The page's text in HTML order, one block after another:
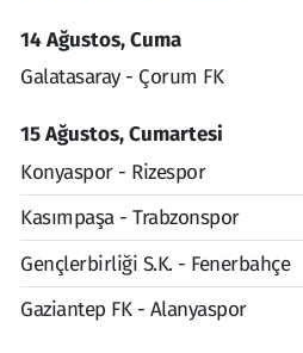
14 Ağustos, Cuma
Galatasaray - Çorum FK
15 Ağustos, Cumartesi
Konyaspor - Rizespor
Kasımpaşa - Trabzonspor
Gençlerbirliği S.K. - Fenerbahçe
Gaziantep FK - Alanyaspor